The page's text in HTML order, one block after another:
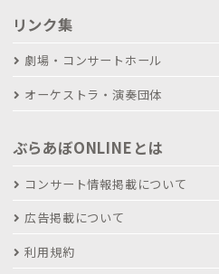
リンク集
劇場・コンサートホール
オーケストラ・演奏団体
ぶらあぼONLINEとは
コンサート情報掲載について
広告掲載について
利用規約